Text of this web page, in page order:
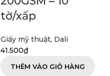
tờ/xấp
Giấy mỹ thuật, Dali
41.500₫
THÊM VÀO GIỎ HÀNG